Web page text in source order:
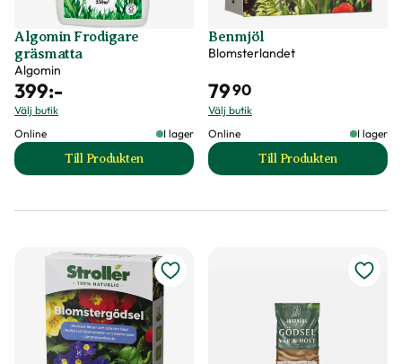
Algomin Frodigare
gräsmatta
Algomin
399:-
Välj butik
Online
I lager
Till Produkten
till Algomin Frodigare gräsmatta produktsida
Benmjöl
Blomsterlandet
7990
Välj butik
Online
I lager
Till Produkten
till Benmjöl